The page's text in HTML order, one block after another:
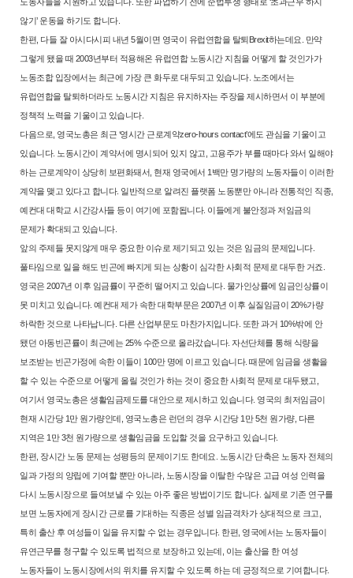
않기’ 운동을 하기도 합니다.
한편, 다들 잘 아시다시피 내년 5월이면 영국이 유럽연합을 탈퇴Brexit하는데요. 만약
그렇게 됐을 때 2003년부터 적용해온 유럽연합 노동시간 지침을 어떻게 할 것인가가
노동조합 입장에서는 최근에 가장 큰 화두로 대두되고 있습니다. 노조에서는
유럽연합을 탈퇴하더라도 노동시간 지침은 유지하자는 주장을 제시하면서 이 부분에
정책적 노력을 기울이고 있습니다.
다음으로, 영국노총은 최근 ‘영시간 근로계약zero-hours contact’에도 관심을 기울이고
있습니다. 노동시간이 계약서에 명시되어 있지 않고, 고용주가부를 때마다 와서 일해야
하는 근로계약이 상당히 보편화돼서, 현재 영국에서 1백만 명가량의 노동자들이 이러한
계약을 맺고 있다고 합니다. 일반적으로 알려진 플랫폼 노동뿐만 아니라 전통적인 직종,
예컨대 대학교 시간강사들 등이 여기에 포함됩니다. 이들에게 불안정과 저임금의
문제가 확대되고 있습니다.
앞의 주제들 못지않게 매우 중요한 이슈로 제기되고 있는 것은 임금의 문제입니다.
풀타임으로 일을 해도 빈곤에 빠지게 되는 상황이 심각한 사회적 문제로 대두한 거죠.
영국은 2007년 이후 임금률이 꾸준히 떨어지고 있습니다. 물가인상률에 임금인상률이
못 미치고 있습니다. 예컨대 제가 속한 대학부문은 2007년 이후 실질임금이 20%가량
하락한 것으로 나타납니다. 다른 산업부문도 마찬가지입니다. 또한 과거 10%밖에 안
됐던 아동빈곤률이 최근에는 25% 수준으로 올라갔습니다. 자선단체를 통해 식량을
보조받는 빈곤가정에 속한 이들이 100만 명에 이르고 있습니다. 때문에 임금을 생활을
할 수 있는 수준으로 어떻게 올릴 것인가 하는 것이 중요한 사회적 문제 로 대두됐고,
여기서 영국노총은 생활임금제도를 대안으로 제시하고 있습니다. 영국의 최저임금이
현재 시간당 1만 원가량인데, 영국노총은 런던의 경우 시간당 1만 5천 원가량, 다른
지역은 1만 3천 원가량으로 생활임금을 도입할 것을 요구하고 있습니다.
한편, 장시간 노동 문제는 성평등의 문제이기도 한데요. 노동시간 단축은 노동자 전체의
일과 가정의 양립에 기여할 뿐만 아니라, 노동시장을 이탈한수많은 고급 여성 인력을
다시 노동시장으로 들여보낼 수 있는 아주 좋은 방법이기도 합니다. 실제로 기존 연구를
보면 노동자에게 장시간 근로를 기대하는 직종은 성별 임금격차가 상대적으로 크고,
특히 출산 후 여성들이 일을 유지할 수 없는 경우입니다. 한편, 영국에서는 노동자들이
유연근무를 청구할 수 있도록 법적으로 보장하고 있는데, 이는 출산을 한 여성
노동자들이 노동시장에서의 위치를 유지할 수 있도록 하는 데 긍정적으로 기여합니다.